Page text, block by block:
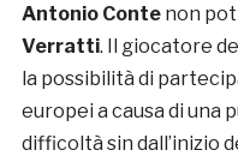
Antonio Contenon
Verratti. Il giocatore
la possibilità di
europei a causa di una
difficoltà sin dall’inizio